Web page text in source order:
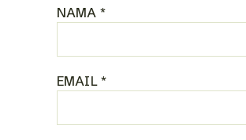
NAMA *
EMAIL *